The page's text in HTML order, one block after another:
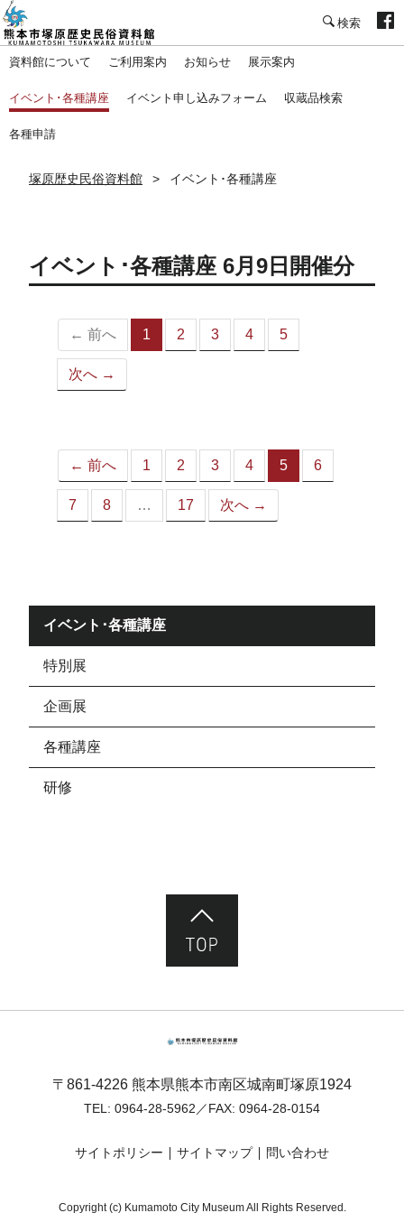
資料館について ご利用案内 お知らせ 展示案内
イベント･各種講座 イベント申し込みフォーム 収蔵品検索
各種申請
塚原歴史民俗資料館 イベント･各種講座
イベント･各種講座 6月9日開催分
← 前へ 1
（こ
2 3 4 5
次へ →
← 前へ 1 2 3 4 5
（こ
6
7 8 … 17 次へ →
イベント･各種講座
特別展
企画展
各種講座
研修
〒861-4226 熊本県熊本市南区城南町塚原1924
TEL: 0964-28-5962 ／FAX: 0964-28-0154
サイトポリシー サイトマップ 問い合わせ
Copyright (c) Kumamoto City Museum All Rights Reserved.